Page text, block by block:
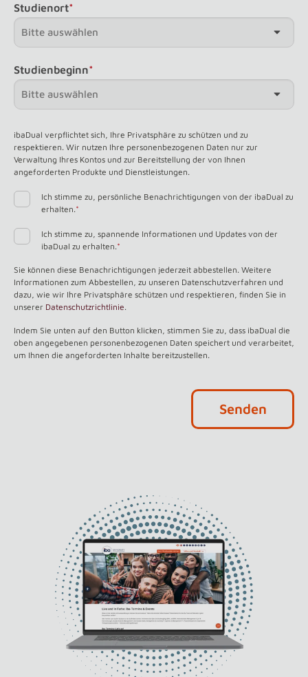
Studienort*
Studienbeginn*
ibaDual verpflichtet sich, Ihre Privatsphäre zu schützen und zu
respektieren. Wir nutzen Ihre personenbezogenen Daten nur zur
Verwaltung Ihres Kontos und zur Bereitstellung der von Ihnen
angeforderten Produkte und Dienstleistungen.
Ich stimme zu, persönliche Benachrichtigungen von der ibaDual zu
erhalten.*
Ich stimme zu, spannende Informationen und Updates von der
ibaDual zu erhalten.*
Sie können diese Benachrichtigungen jederzeit abbestellen. Weitere
Informationen zum Abbestellen, zu unseren Datenschutzverfahren und
dazu, wie wir Ihre Privatsphäre schützen und respektieren, finden Sie in
unserer Datenschutzrichtlinie.
Indem Sie unten auf den Button klicken, stimmen Sie zu, dass ibaDual die
oben angegebenen personenbezogenen Daten speichert und verarbeitet,
um Ihnen die angeforderten Inhalte bereitzustellen.